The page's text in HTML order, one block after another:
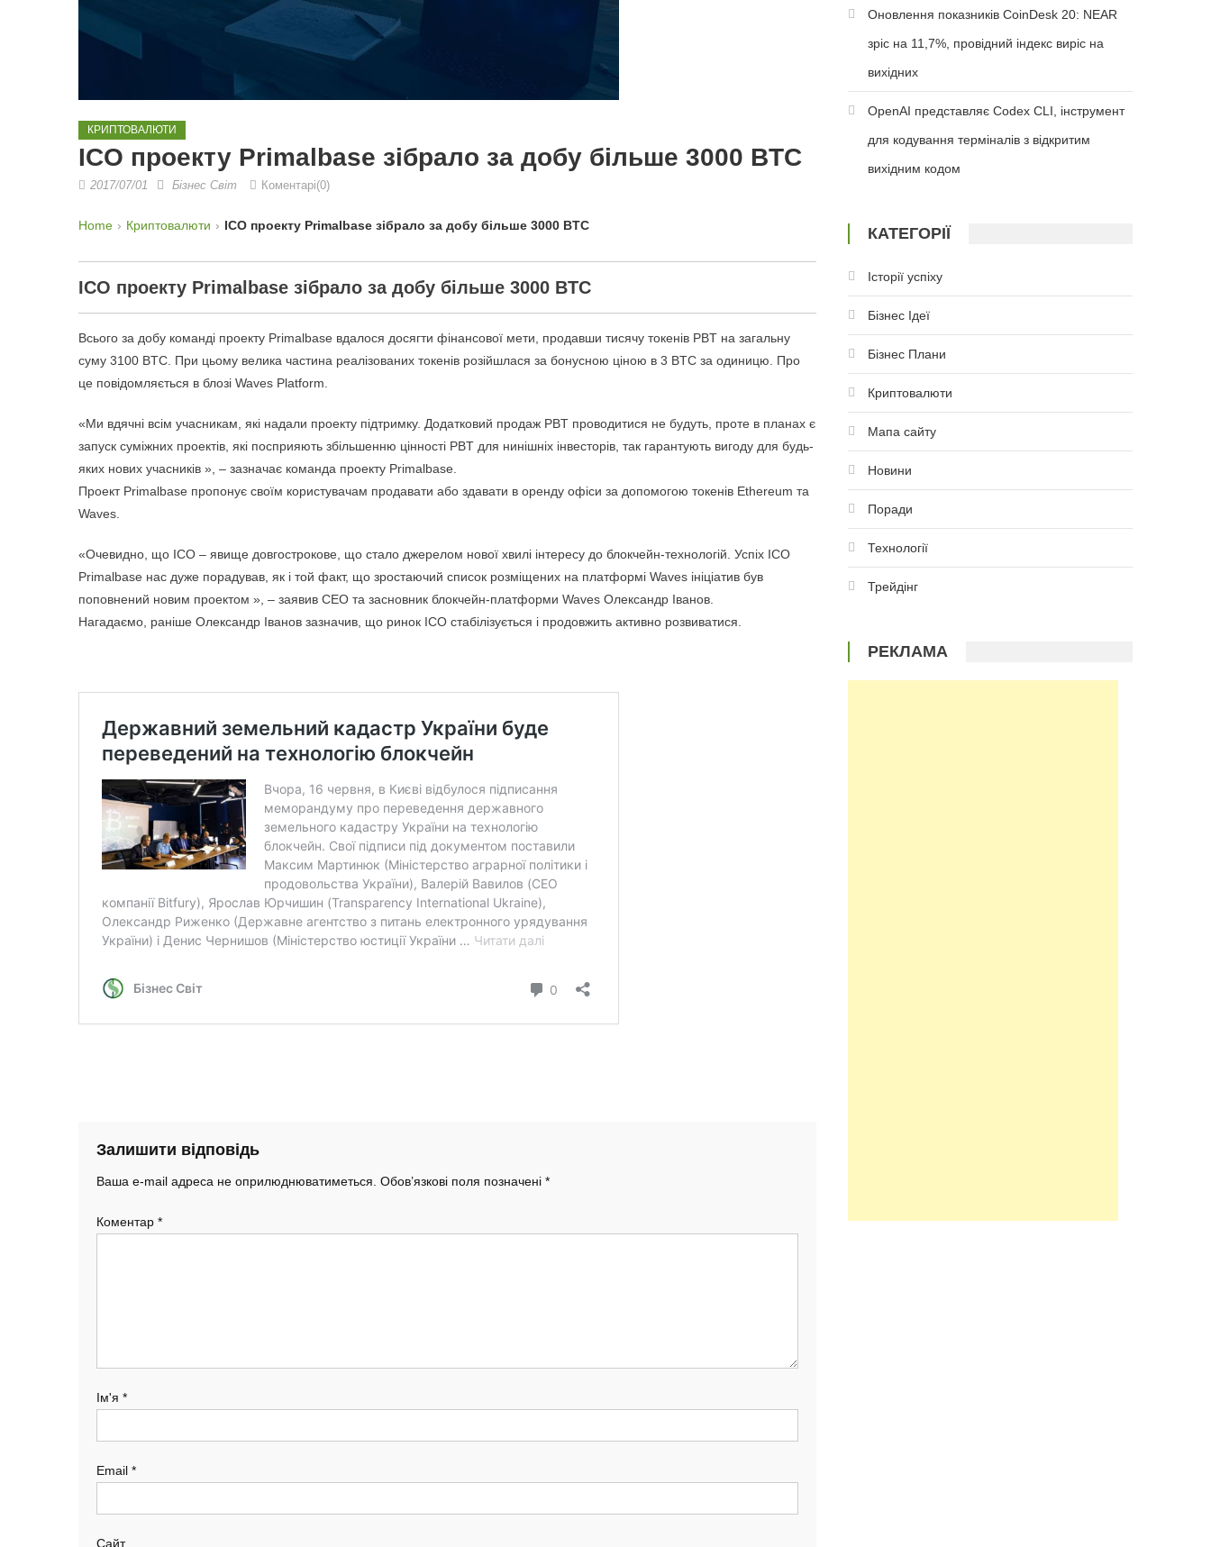
КРИПТОВАЛЮТИ
ICO проекту Primalbase зібрало за добу більше 3000 BTC
2017/07/01 Бізнес Світ Коментарі(0)
Home Криптовалюти ICO проекту Primalbase зібрало за добу більше 3000 BTC
ICO проекту Primalbase зібрало за добу більше 3000 BTC
Всього за добу команді проекту Primalbase вдалося досягти фінансової мети, продавши тисячу токенів PBT на загальну
суму 3100 BTC. При цьому велика частина реалізованих токенів розійшлася за бонусною ціною в 3 BTC за одиницю. Про
це повідомляється в блозі Waves Platform.
«Ми вдячні всім учасникам, які надали проекту підтримку. Додатковий продаж PBT проводитися не будуть, проте в планах є
запуск суміжних проектів, які посприяють збільшенню цінності PBT для нинішніх інвесторів, так гарантують вигоду для будь-
яких нових учасників », – зазначає команда проекту Primalbase.
Проект Primalbase пропонує своїм користувачам продавати або здавати в оренду офіси за допомогою токенів Ethereum та
Waves.
«Очевидно, що ICO – явище довгострокове, що стало джерелом нової хвилі інтересу до блокчейн-технологій. Успіх ICO
Primalbase нас дуже порадував, як і той факт, що зростаючий список розміщених на платформі Waves ініціатив був
поповнений новим проектом », – заявив CEO та засновник блокчейн-платформи Waves Олександр Іванов.
Нагадаємо, раніше Олександр Іванов зазначив, що ринок ICO стабілізується і продовжить активно розвиватися.
Залишити відповідь
Ваша e-mail адреса не оприлюднюватиметься. Обов’язкові поля позначені *
Коментар *
Ім'я *
Email *
Сайт
Оновлення показників CoinDesk 20: NEAR
зріс на 11,7%, провідний індекс виріс на
вихідних
OpenAI представляє Codex CLI, інструмент
для кодування терміналів з відкритим
вихідним кодом
КАТЕГОРІЇ
Історії успіху
Бізнес Ідеї
Бізнес Плани
Криптовалюти
Мапа сайту
Новини
Поради
Технології
Трейдінг
РЕКЛАМА